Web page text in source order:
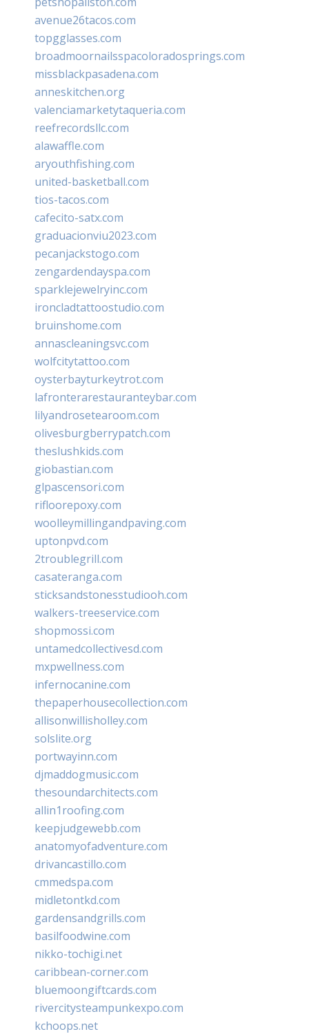
avenue26tacos.com
topgglasses.com
broadmoornailsspacoloradosprings.com
missblackpasadena.com
anneskitchen.org
valenciamarketytaqueria.com
reefrecordsllc.com
alawaffle.com
aryouthfishing.com
united-basketball.com
tios-tacos.com
cafecito-satx.com
graduacionviu2023.com
pecanjackstogo.com
zengardendayspa.com
sparklejewelryinc.com
ironcladtattoostudio.com
bruinshome.com
annascleaningsvc.com
wolfcitytattoo.com
oysterbayturkeytrot.com
lafronterarestauranteybar.com
lilyandrosetearoom.com
olivesburgberrypatch.com
theslushkids.com
giobastian.com
glpascensori.com
rifloorepoxy.com
woolleymillingandpaving.com
uptonpvd.com
2troublegrill.com
casateranga.com
sticksandstonesstudiooh.com
walkers-treeservice.com
shopmossi.com
untamedcollectivesd.com
mxpwellness.com
infernocanine.com
thepaperhousecollection.com
allisonwillisholley.com
solslite.org
portwayinn.com
djmaddogmusic.com
thesoundarchitects.com
allin1roofing.com
keepjudgewebb.com
anatomyofadventure.com
drivancastillo.com
cmmedspa.com
midletontkd.com
gardensandgrills.com
basilfoodwine.com
nikko-tochigi.net
caribbean-corner.com
bluemoongiftcards.com
rivercitysteampunkexpo.com
kchoops.net